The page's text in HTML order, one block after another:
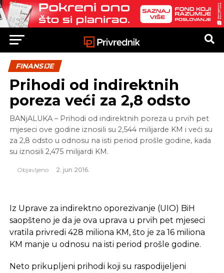
FINANSIJE
Prihodi od indirektnih
poreza veći za 2,8 odsto
BANjALUKA – Prihodi od indirektnih poreza u prvih pet
mjeseci ove godine iznosili su 2,544 milijarde KM i veći su
za 2,8 odsto u odnosu na isti period prošle godine, kada
su iznosili 2,475 milijardi KM.
Objavljeno 2. jun 2016.
Iz Uprave za indirektno oporezivanje (UIO) BiH
saopšteno je da je ova uprava u prvih pet mjeseci
vratila privredi 428 miliona KM, što je za 16 miliona
KM manje u odnosu na isti period prošle godine.
Neto prikupljeni prihodi koji su raspodijeljeni